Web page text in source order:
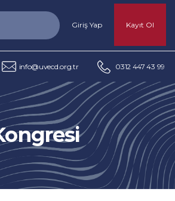
Giriş Yap Kayıt Ol
info@uvecd.org.tr 0312 447 43 99